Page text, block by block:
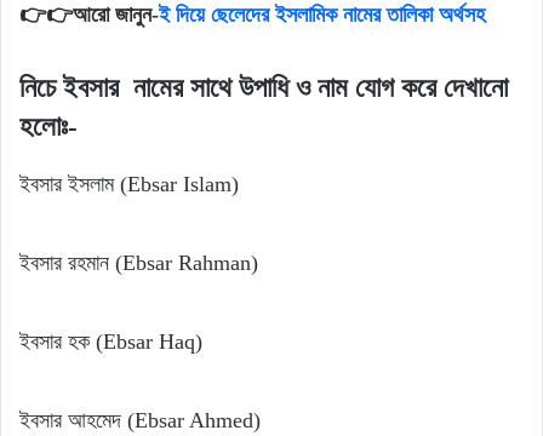
👉👉আরো জানুন-ই দিয়ে ছেলেদের ইসলামিক নামের তালিকা অর্থসহ
নিচেইবসার নামের সাথেউপাধিও নাম যোগ করে দেখানো
হলোঃ-
ইবসার ইসলাম (Ebsar Islam)
ইবসার রহমান (Ebsar Rahman)
ইবসার হক (Ebsar Haq)
ইবসার আহমেদ (Ebsar Ahmed)